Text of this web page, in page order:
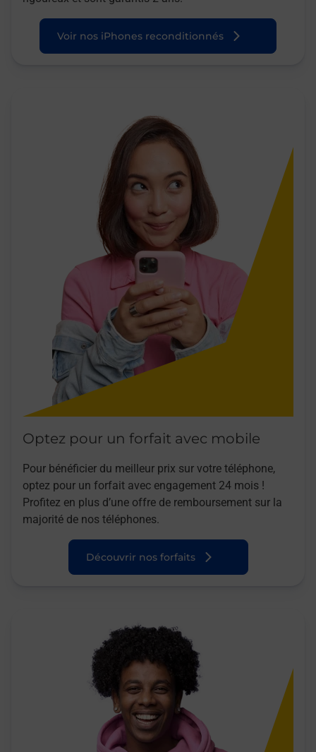
Voir nos iPhones reconditionnés
Optez pour un forfait avec mobile
Pour bénéficier du meilleur prix sur votre téléphone,
optez pour un forfait avec engagement 24 mois !
Profitez en plus d’une offre de remboursement sur la
majorité de nos téléphones.
Découvrir nos forfaits